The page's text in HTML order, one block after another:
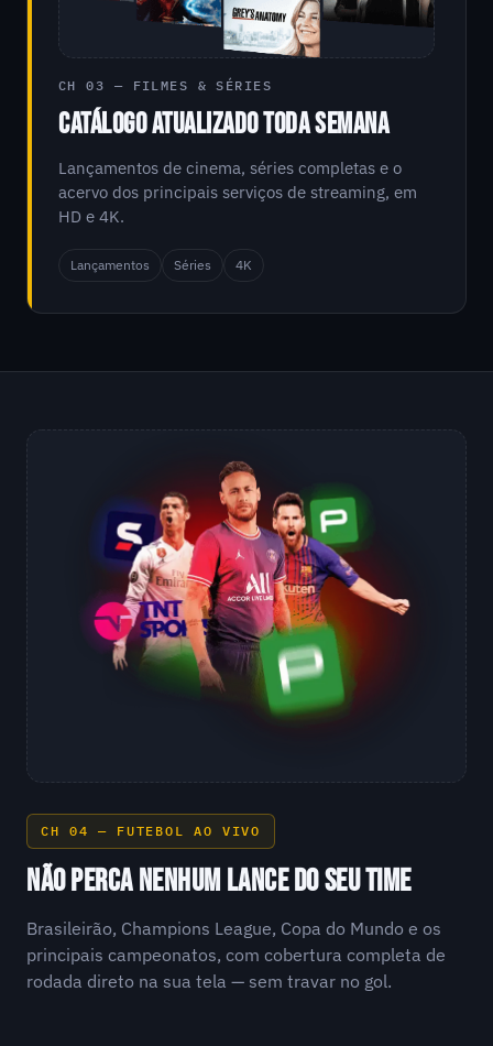
CH 03 — FILMES & SÉRIES
CATÁLOGO ATUALIZADO TODA SEMANA
Lançamentos de cinema, séries completas e o
acervo dos principais serviços de streaming, em
HD e 4K.
Lançamentos Séries 4K
CH 04 — FUTEBOL AO VIVO
NÃO PERCA NENHUM LANCE DO SEU TIME
Brasileirão, Champions League, Copa do Mundo e os
principais campeonatos, com cobertura completa de
rodada direto na sua tela — sem travar no gol.